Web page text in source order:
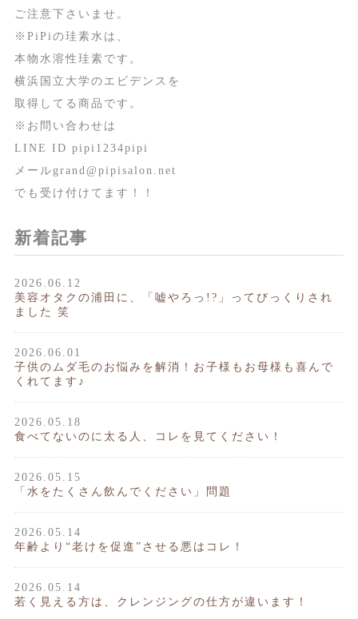
ご注意下さいませ。
※PiPiの珪素水は、
本物水溶性珪素です。
横浜国立大学のエビデンスを
取得してる商品です。
※お問い合わせは
LINE ID pipi1234pipi
メールgrand@pipisalon.net
でも受け付けてます！！
新着記事
2026.06.12
美容オタクの浦田に、「嘘やろっ!?」ってびっくりされ
ました 笑
2026.06.01
子供のムダ毛のお悩みを解消！お子様もお母様も喜んで
くれてます♪
2026.05.18
食べてないのに太る人、コレを見てください！
2026.05.15
「水をたくさん飲んでください」問題
2026.05.14
年齢より“老けを促進”させる悪はコレ！
2026.05.14
若く見える方は、クレンジングの仕方が違います！